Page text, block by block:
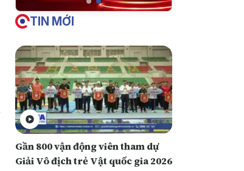
TIN MỚI
Gần 800 vận động viên tham dự
Giải Vô địch trẻ Vật quốc gia 2026